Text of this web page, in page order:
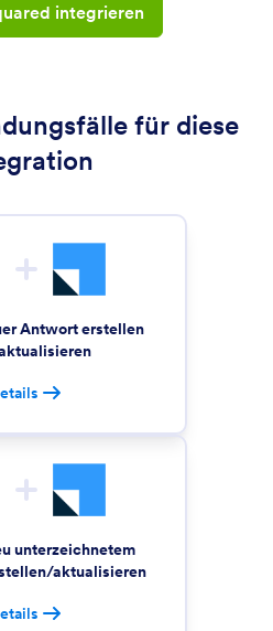
integrieren
für diese
Antwort erstellen
unterzeichnetem
aktualisieren